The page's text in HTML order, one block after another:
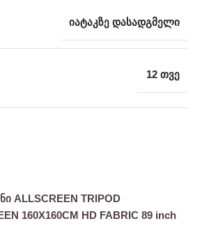
ALLSCREEN TRIPOD
160X160CM HD FABRIC 89 inch
იატაკზე დასადგმელი
12 თვე